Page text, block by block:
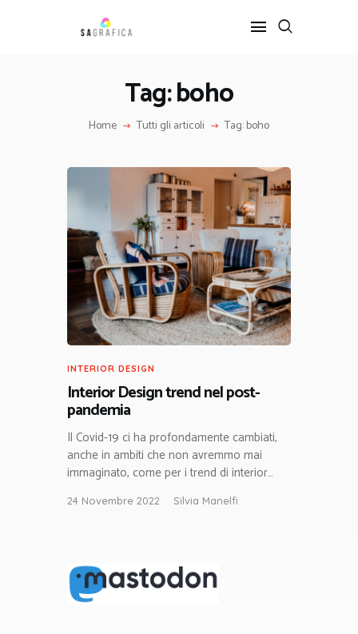
Tag: boho
Home Tutti gli articoli Tag: boho
GRAFICA
INTERIOR DESIGN
SERVIZI
CONTATTI
INTERIOR DESIGN
Interior Design trend nel post-
pandemia
Il Covid-19 ci ha profondamente cambiati,
anche in ambiti che non avremmo mai
immaginato, come per i trend di interior…
24 Novembre 2022 Silvia Manelfi